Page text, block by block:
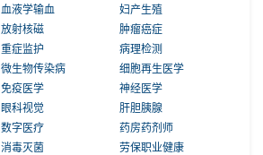
血液学输血
妇产生殖
放射核磁
肿瘤癌症
重症监护
病理检测
微生物传染病
细胞再生医学
免疫医学
神经医学
眼科视觉
肝胆胰腺
数字医疗
药房药剂师
消毒灭菌
劳保职业健康